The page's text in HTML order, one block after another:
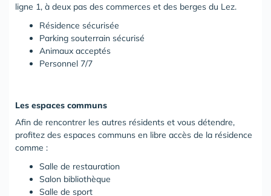
ligne 1, à deux pas des commerces et des berges du Lez.
Résidence sécurisée
Parking souterrain sécurisé
Animaux acceptés
Personnel 7/7
Les espaces communs
Afin de rencontrer les autres résidents et vous détendre,
profitez des espaces communs en libre accès de la résidence
comme :
Salle de restauration
Salon bibliothèque
Salle de sport